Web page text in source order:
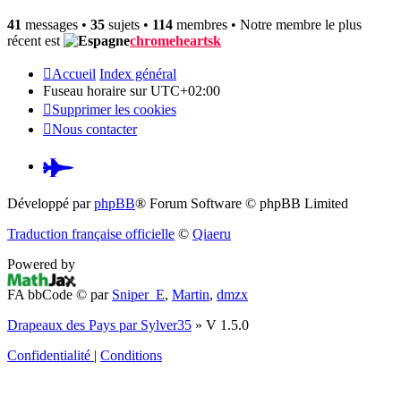
41 messages • 35 sujets • 114 membres • Notre membre le plus
récent est
chromeheartsk
Accueil Index général
Fuseau horaire surUTC+02:00
Supprimer les cookies
Nous contacter
Pardus.at
(S’ouvre
nouvel
Développé parphpBB® Forum Software © phpBB Limited
Traduction française officielle © Qiaeru
Powered by
FA bbCode © par Sniper_E, Martin, dmzx
Drapeaux des Pays par Sylver35 » V 1.5.0
Confidentialité | Conditions